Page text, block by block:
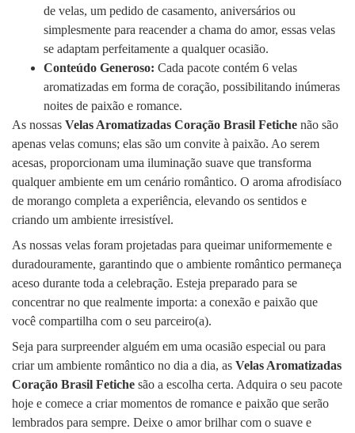
de velas, um pedido de casamento, aniversários ou
simplesmente para reacender a chama do amor, essas velas
se adaptam perfeitamente a qualquer ocasião.
Conteúdo Generoso: Cada pacote contém 6 velas
aromatizadas em forma de coração, possibilitando inúmeras
noites de paixão e romance.
As nossas Velas Aromatizadas Coração Brasil Fetiche não são
apenas velas comuns; elas são um convite à paixão. Ao serem
acesas, proporcionam uma iluminação suave que transforma
qualquer ambiente em um cenário romântico. O aroma afrodisíaco
de morango completa a experiência, elevando os sentidos e
criando um ambiente irresistível.
As nossas velas foram projetadas para queimar uniformemente e
duradouramente, garantindo que o ambiente romântico permaneça
aceso durante toda a celebração. Esteja preparado para se
concentrar no que realmente importa: a conexão e paixão que
você compartilha com o seu parceiro(a).
Seja para surpreender alguém em uma ocasião especial ou para
criar um ambiente romântico no dia a dia, as Velas Aromatizadas
Coração Brasil Fetiche são a escolha certa. Adquira o seu pacote
hoje e comece a criar momentos de romance e paixão que serão
lembrados para sempre. Deixe o amor brilhar com o suave e